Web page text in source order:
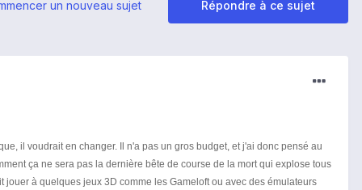
Répondre à ce sujet
un nouveau sujet
il voudrait en changer. Il n'a pas un gros budget, et j'ai donc pensé au
ça ne sera pas la dernière bête de course de la mort qui explose tous
à quelques jeux 3D comme les Gameloft ou avec des émulateurs